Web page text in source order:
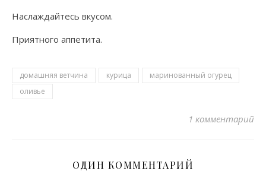
Наслаждайтесь вкусом.
Приятного аппетита.
домашняя ветчина курица
маринованный огурец
оливье
1 комментарий
ОДИН КОММЕНТАРИЙ